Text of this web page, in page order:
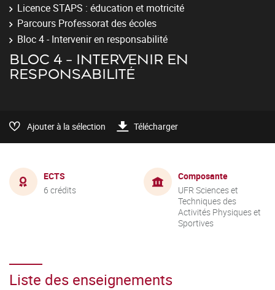
Licence STAPS : éducation et motricité
Parcours Professorat des écoles
Bloc 4 - Intervenir en responsabilité
BLOC 4 - INTERVENIR EN
RESPONSABILITÉ
Ajouter à la sélection Télécharger
ECTS
6 crédits
Composante
UFR Sciences et
Techniques des
Activités Physiques et
Sportives
Liste des enseignements